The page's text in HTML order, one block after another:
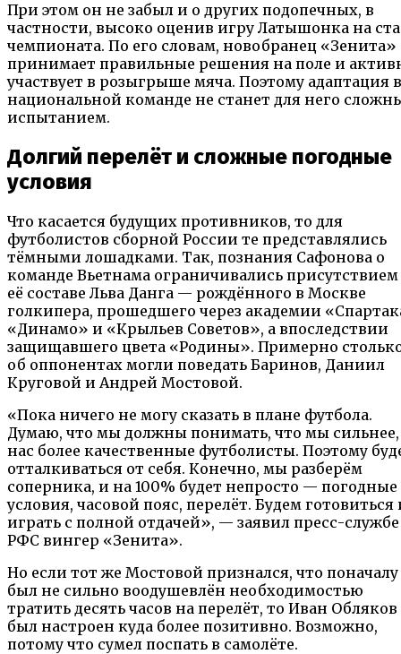
При этом он не забыл и о других подопечных, в
частности, высоко оценив игру Латышонка на
чемпионата. По его словам, новобранец «Зенита»
принимает правильные решения на поле и
участвует в розыгрыше мяча. Поэтому адаптация в
национальной команде не станет для него
испытанием.
Долгий перелёт и сложные погодные
условия
Что касается будущих противников, то для
футболистов сборной России те представлялись
тёмными лошадками. Так, познания Сафонова о
команде Вьетнама ограничивались присутствием
её составе Льва Данга — рождённого в Москве
голкипера, прошедшего через академии
«Динамо» и «Крыльев Советов», а впоследствии
защищавшего цвета «Родины». Примерно
об оппонентах могли поведать Баринов, Даниил
Круговой и Андрей Мостовой.
«Пока ничего не могу сказать в плане футбола.
Думаю, что мы должны понимать, что мы сильнее,
нас более качественные футболисты. Поэтому
отталкиваться от себя. Конечно, мы разберём
соперника, и на 100% будет непросто — погодные
условия, часовой пояс, перелёт. Будем готовиться
играть с полной отдачей», — заявил пресс-службе
РФС вингер «Зенита».
Но если тот же Мостовой признался, что поначалу
был не сильно воодушевлён необходимостью
тратить десять часов на перелёт, то Иван Обляков
был настроен куда более позитивно. Возможно,
потому что сумел поспать в самолёте.